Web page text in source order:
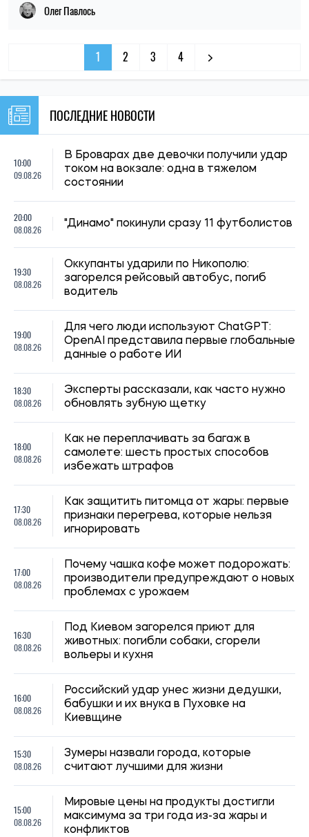
Олег Павлось
1 2 3 4
ПОСЛЕДНИЕ НОВОСТИ
10:00
09.08.26
В Броварах две девочки получили удар
током на вокзале: одна в тяжелом
состоянии
20:00
08.08.26
"Динамо" покинули сразу 11 футболистов
19:30
08.08.26
Оккупанты ударили по Никополю:
загорелся рейсовый автобус, погиб
водитель
19:00
08.08.26
Для чего люди используют ChatGPT:
OpenAI представила первые глобальные
данные о работе ИИ
18:30
08.08.26
Эксперты рассказали, как часто нужно
обновлять зубную щетку
18:00
08.08.26
Как не переплачивать за багаж в
самолете: шесть простых способов
избежать штрафов
17:30
08.08.26
Как защитить питомца от жары: первые
признаки перегрева, которые нельзя
игнорировать
17:00
08.08.26
Почему чашка кофе может подорожать:
производители предупреждают о новых
проблемах с урожаем
16:30
08.08.26
Под Киевом загорелся приют для
животных: погибли собаки, сгорели
вольеры и кухня
16:00
08.08.26
Российский удар унес жизни дедушки,
бабушки и их внука в Пуховке на
Киевщине
15:30
08.08.26
Зумеры назвали города, которые
считают лучшими для жизни
15:00
08.08.26
Мировые цены на продукты достигли
максимума за три года из-за жары и
конфликтов